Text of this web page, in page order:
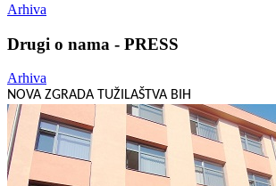
Arhiva
Drugi o nama - PRESS
Arhiva
NOVA ZGRADA TUŽILAŠTVA BIH